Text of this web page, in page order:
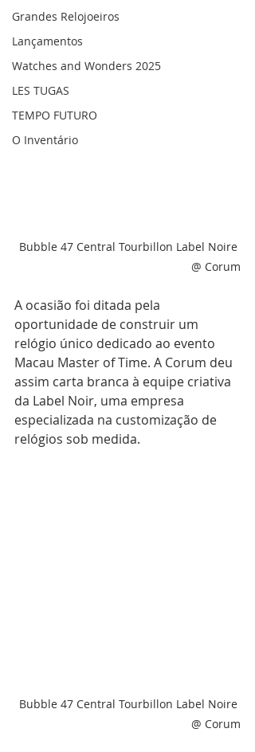
Grandes Relojoeiros
Lançamentos
Watches and Wonders 2025
LES TUGAS
TEMPO FUTURO
O Inventário
Bubble 47 Central Tourbillon Label Noire
@ Corum
A ocasião foi ditada pela
oportunidade de construir um
relógio único dedicado ao evento
Macau Master of Time. A Corum deu
assim carta branca à equipe criativa
da Label Noir, uma empresa
especializada na customização de
relógios sob medida.
Bubble 47 Central Tourbillon Label Noire
@ Corum